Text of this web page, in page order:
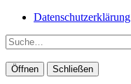
Datenschutzerklärung
Suche
Öffnen Schließen